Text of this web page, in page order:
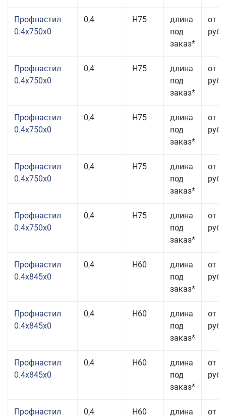
Профнастил
0.4x750x0
0,4 Н75
длина
под
заказ*
от
руб.
Профнастил
0.4x750x0
0,4 Н75
длина
под
заказ*
от
руб.
Профнастил
0.4x750x0
0,4 Н75
длина
под
заказ*
от
руб.
Профнастил
0.4x750x0
0,4 Н75
длина
под
заказ*
от
руб.
Профнастил
0.4x750x0
0,4 Н75
длина
под
заказ*
от
руб.
Профнастил
0.4x845x0
0,4 Н60
длина
под
заказ*
от
руб.
Профнастил
0.4x845x0
0,4 Н60
длина
под
заказ*
от
руб.
Профнастил
0.4x845x0
0,4 Н60
длина
под
заказ*
от
руб.
Профнастил
0,4 Н60
длина
от